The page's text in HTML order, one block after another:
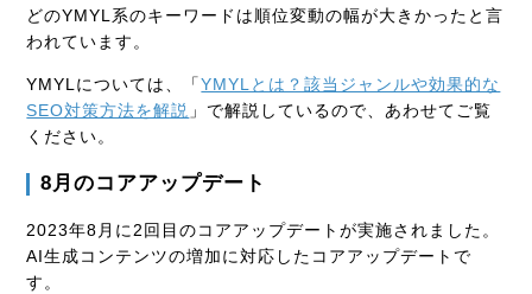
どのYMYL系のキーワードは順位変動の幅が大きかったと言
われています。
YMYLについては、「YMYLとは？該当ジャンルや効果的な
SEO対策方法を解説 」で解説しているので、あわせてご覧
ください。
8月のコアアップデート
2023年8月に2回目のコアアップデートが実施されました。
AI生成コンテンツの増加に対応したコアアップデートで
す。